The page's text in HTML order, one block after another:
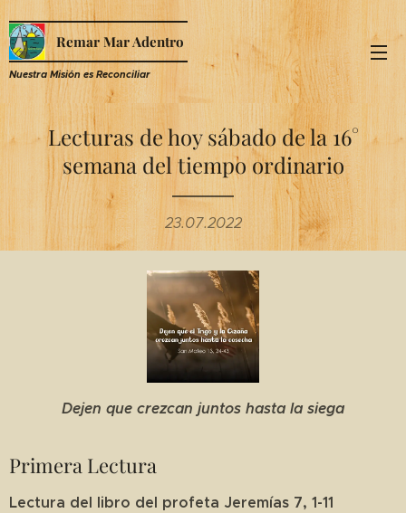
Remar Mar Adentro
Nuestra Misión es Reconciliar
Lecturas de hoy sábado de la 16°
semana del tiempo ordinario
23.07.2022
Dejen que crezcan juntos hasta la siega
Primera Lectura
Lectura del libro del profeta Jeremías 7, 1-11